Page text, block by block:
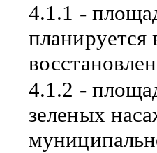
4.1.1 -
4.1.2 -
зеленых